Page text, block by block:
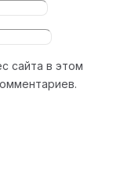
сайта в этом